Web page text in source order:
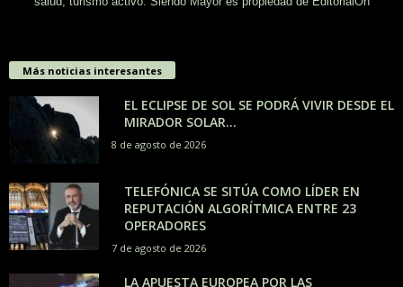
Más noticias interesantes
EL ECLIPSE DE SOL SE PODRÁ VIVIR DESDE EL
MIRADOR SOLAR...
8 de agosto de 2026
TELEFÓNICA SE SITÚA COMO LÍDER EN
REPUTACIÓN ALGORÍTMICA ENTRE 23
OPERADORES
7 de agosto de 2026
LA APUESTA EUROPEA POR LAS